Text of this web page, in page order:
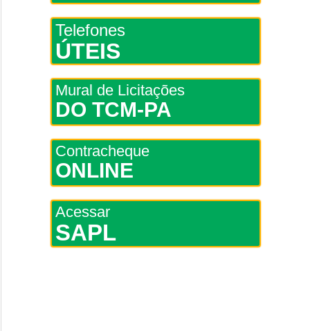
Telefones
ÚTEIS
Mural de Licitações
DO TCM-PA
Contracheque
ONLINE
Acessar
SAPL